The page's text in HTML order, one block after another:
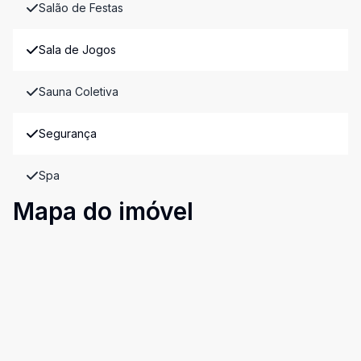
Salão de Festas
Sala de Jogos
Sauna Coletiva
Segurança
Spa
Mapa do imóvel